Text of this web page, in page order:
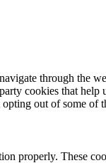
through the
cookies that
out of some of
properly. These